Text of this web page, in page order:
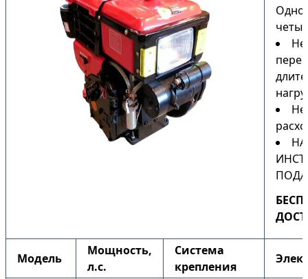
Не
Модель
Мощность,
л.с.
Система
крепления